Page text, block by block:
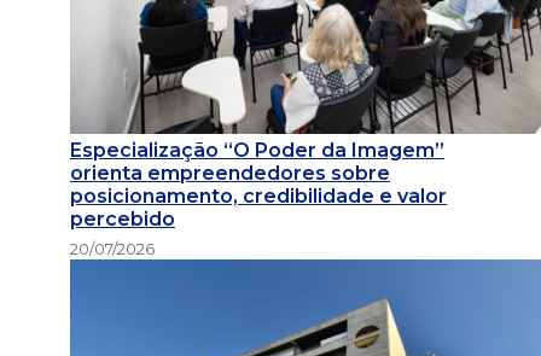
Especialização “O Poder da Imagem”
orienta empreendedores sobre
posicionamento, credibilidade e valor
percebido
20/07/2026